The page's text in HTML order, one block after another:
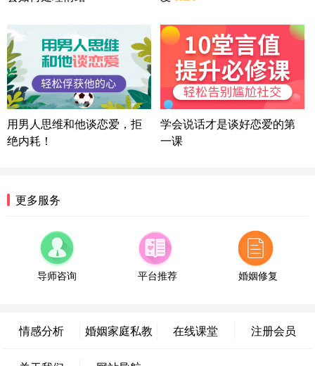
湖北-武汉 135****7410
41分钟前
微信用户 困困魚? 通过此页面咨询，已获得专属情感
方案
陕西-西安 139****6283
3分钟前
情感方案
浙江-宁波 150****8921
福建-厦门 159****4462
53分钟前
微信用户 凌乱小羊 通过此页面咨询，已获得专属情
辽宁-大连 176****2843
39分钟前
用男人思维和他谈恋爱，拒
绝内耗！
学会说话才是谈好恋爱的第
一课
更多服务
导师咨询 平台推荐 婚姻修复
情感分析 婚姻家庭私教 在线课堂 注册会员